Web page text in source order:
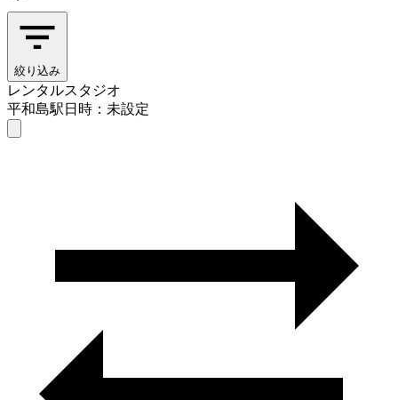
絞り込み
レンタルスタジオ
平和島駅日時：未設定